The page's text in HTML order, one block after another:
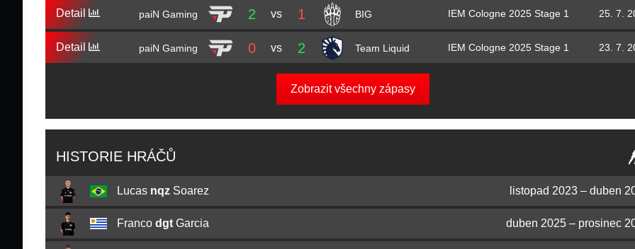
Detail paiN Gaming 2 vs 1 BIG IEM Cologne 2025 Stage 1 25. 7.
Detail paiN Gaming 0 vs 2 Team Liquid IEM Cologne 2025 Stage 1 23. 7.
Zobrazit všechny zápasy
HISTORIE HRÁČŮ
Lucas nqz Soarez listopad 2023 – duben
Franco dgt Garcia duben 2025 – prosinec